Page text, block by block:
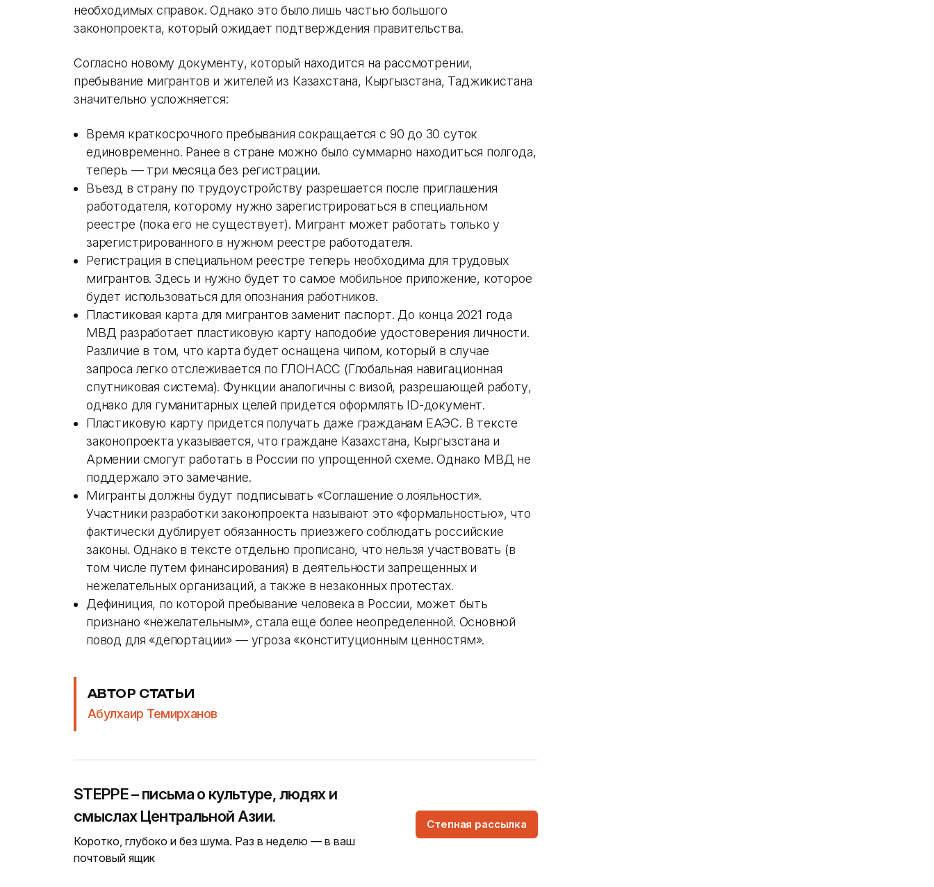
необходимых справок. Однако это было лишь частью большого
законопроекта, который ожидает подтверждения правительства.
Согласно новому документу, который находится на рассмотрении,
пребывание мигрантов и жителей из Казахстана, Кыргызстана, Таджикистана
значительно усложняется:
Время краткосрочного пребывания сокращается с 90 до 30 суток
единовременно. Ранее в стране можно было суммарно находиться полгода,
теперь — три месяца без регистрации.
Въезд в страну по трудоустройству разрешается после приглашения
работодателя, которому нужно зарегистрироваться в специальном
реестре (пока его не существует). Мигрант может работать только у
зарегистрированного в нужном реестре работодателя.
Регистрация в специальном реестре теперь необходима для трудовых
мигрантов. Здесь и нужно будет то самое мобильное приложение, которое
будет использоваться для опознания работников.
Пластиковая карта для мигрантов заменит паспорт. До конца 2021 года
МВД разработает пластиковую карту наподобие удостоверения личности.
Различие в том, что карта будет оснащена чипом, который в случае
запроса легко отслеживается по ГЛОНАСС (Глобальная навигационная
спутниковая система). Функции аналогичны с визой, разрешающей работу,
однако для гуманитарных целей придется оформлять ID-документ.
Пластиковую карту придется получать даже гражданам ЕАЭС. В тексте
законопроекта указывается, что граждане Казахстана, Кыргызстана и
Армении смогут работать в России по упрощенной схеме. Однако МВД не
поддержало это замечание.
Мигранты должны будут подписывать «Соглашение о лояльности».
Участники разработки законопроекта называют это «формальностью», что
фактически дублирует обязанность приезжего соблюдать российские
законы. Однако в тексте отдельно прописано, что нельзя участвовать (в
том числе путем финансирования) в деятельности запрещенных и
нежелательных организаций, а также в незаконных протестах.
Дефиниция, по которой пребывание человека в России, может быть
признано «нежелательным», стала еще более неопределенной. Основной
повод для «депортации» — угроза «конституционным ценностям».
АВТОР СТАТЬИ
Абулхаир Темирханов
STEPPE – письма о культуре, людях и
смыслах Центральной Азии.
Коротко, глубоко и без шума. Раз в неделю — в ваш
почтовый ящик
Степная рассылка